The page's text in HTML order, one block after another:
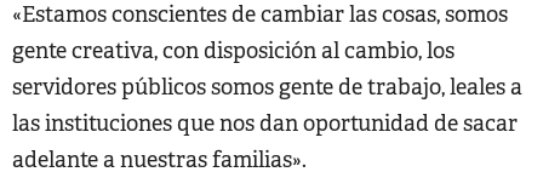
«Estamos conscientes de cambiar las cosas, somos
gente creativa, con disposición al cambio, los
servidores públicos somos gente de trabajo, leales a
las instituciones que nos dan oportunidad de sacar
adelante a nuestras familias».